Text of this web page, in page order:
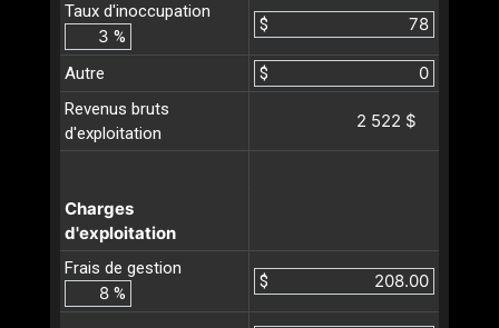
Taux d'inoccupation
%
$
Autre
$
Revenus bruts
d'exploitation
2 522 $
Charges
d'exploitation
Frais de gestion
%
$